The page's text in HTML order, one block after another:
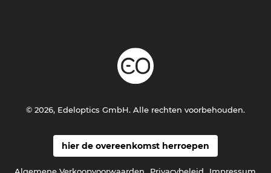
hier de overeenkomst herroepen
© 2026, Edeloptics GmbH. Alle rechten voorbehouden.